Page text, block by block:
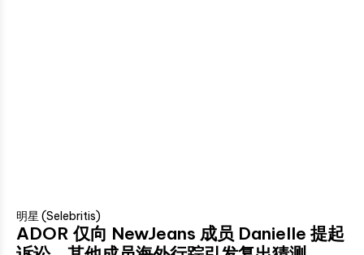
明星 (Selebritis)
ADOR 仅向 NewJeans 成员 Danielle 提起